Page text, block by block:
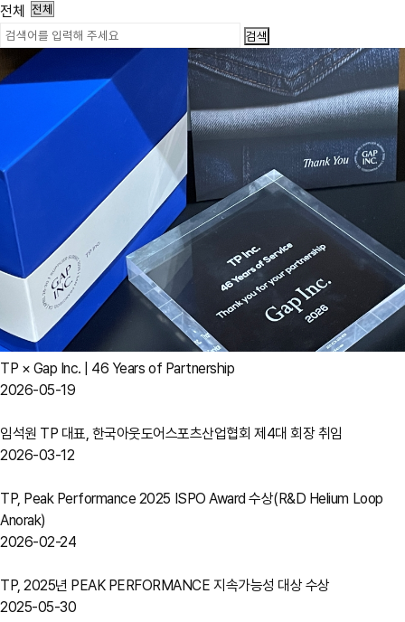
전체
TP × Gap Inc. | 46 Years of Partnership
2026-05-19
임석원 TP 대표, 한국아웃도어스포츠산업협회 제4대 회장 취임
2026-03-12
TP, Peak Performance 2025 ISPO Award 수상(R&D Helium Loop
Anorak)
2026-02-24
TP, 2025년 PEAK PERFORMANCE 지속가능성 대상 수상
2025-05-30